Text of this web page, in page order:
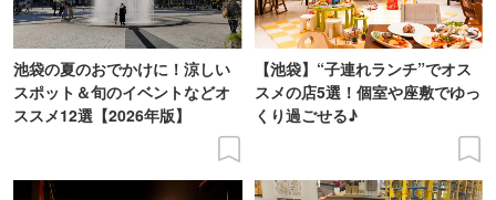
池袋の夏のおでかけに！涼しい
スポット＆旬のイベントなどオ
ススメ12選【2026年版】
【池袋】“子連れランチ”でオス
スメの店5選！個室や座敷でゆっ
くり過ごせる♪